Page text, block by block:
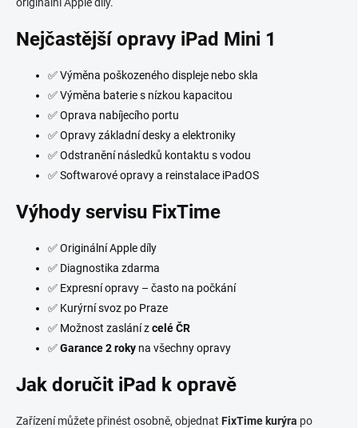
v
ý
i
s
u
originální Apple díly.
Nejčastější opravy iPad Mini 1
✅ Výměna poškozeného displeje nebo skla
✅ Výměna baterie s nízkou kapacitou
✅ Oprava nabíjecího portu
✅ Opravy základní desky a elektroniky
✅ Odstranění následků kontaktu s vodou
✅ Softwarové opravy a reinstalace iPadOS
Výhody servisu FixTime
✅ Originální Apple díly
✅ Diagnostika zdarma
✅ Expresní opravy – často na počkání
✅ Kurýrní svoz po Praze
✅ Možnost zaslání zcelé ČR
✅Garance 2 roky na všechny opravy
Jak doručit iPad k opravě
Zařízení můžete přinést osobně, objednat FixTime kurýra po